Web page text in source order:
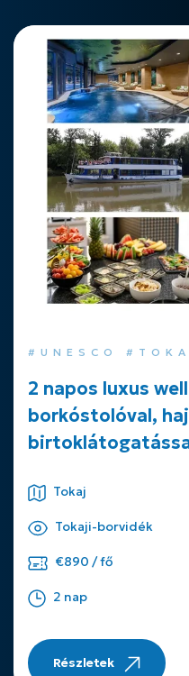
#UNESCO
2 napos luxus
borkóstolóval,
Tokaj
Tokaji-borvidék
€890 / fő
2 nap
Részletek